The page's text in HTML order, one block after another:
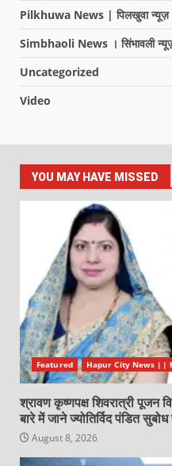
Pilkhuwa News | पिलखुवा न्यूज़
Simbhaoli News । सिंभावली
Uncategorized
Video
YOU MAY HAVE MISSED
Featured Hapur City News ||
श्रावण कृष्णपक्ष शिवरात्री पूजन
बारे में जाने ज्योतिर्विद पंडित
August 8, 2026